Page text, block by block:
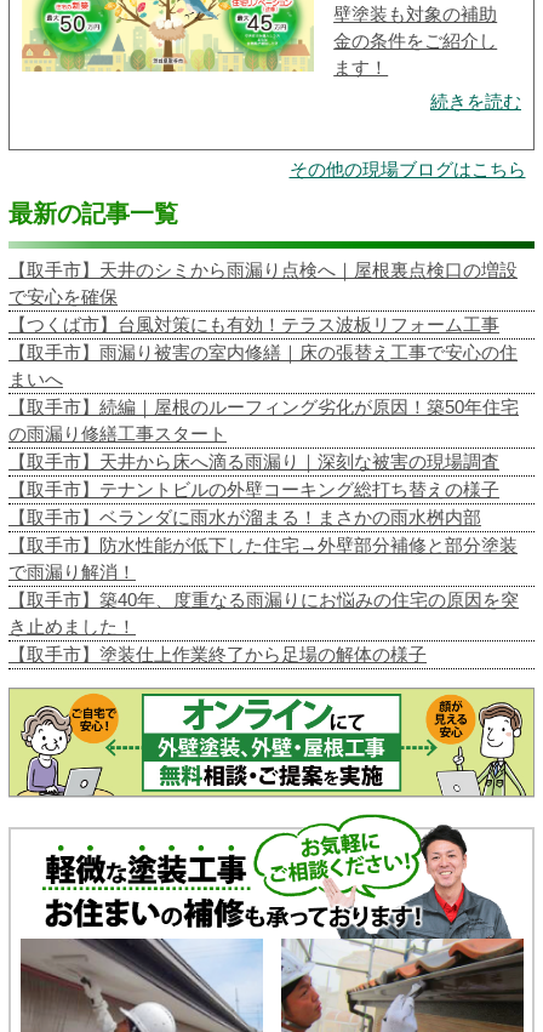
壁塗装も対象の補助
金の条件をご紹介し
ます！
続きを読む
その他の現場ブログはこちら
最新の記事一覧
【取手市】天井のシミから雨漏り点検へ｜屋根裏点検口の増設
で安心を確保
【つくば市】台風対策にも有効！テラス波板リフォーム工事
【取手市】雨漏り被害の室内修繕｜床の張替え工事で安心の住
まいへ
【取手市】続編｜屋根のルーフィング劣化が原因！築50年住宅
の雨漏り修繕工事スタート
【取手市】天井から床へ滴る雨漏り｜深刻な被害の現場調査
【取手市】テナントビルの外壁コーキング総打ち替えの様子
【取手市】ベランダに雨水が溜まる！まさかの雨水桝内部
【取手市】防水性能が低下した住宅→外壁部分補修と部分塗装
で雨漏り解消！
【取手市】築40年、度重なる雨漏りにお悩みの住宅の原因を突
き止めました！
【取手市】塗装仕上作業終了から足場の解体の様子